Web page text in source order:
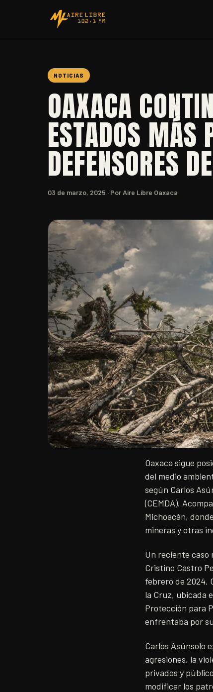
NOTICIAS
OAXACA
ESTADOS MÁS
DEFENSORES
03 de marzo, 2025 · Por Aire Libre Oaxaca
Oaxaca sigue
del medio
según Carlos
(CEMDA).
Michoacán,
mineras y otras
Un reciente caso
Cristino Castro
febrero de 2024.
la Cruz, ubicada
Protección para
enfrentaba por
Carlos Asúnsolo
agresiones, la
privados y
modificar los